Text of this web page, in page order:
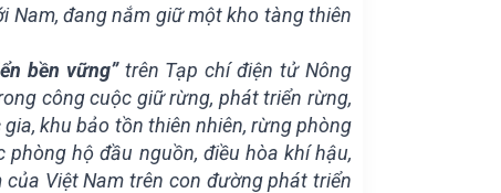
Nam, đang nắm giữ một kho tàng thiên
bền vững” trên Tạp chí điện tử Nông
công cuộc giữ rừng, phát triển rừng,
khu bảo tồn thiên nhiên, rừng phòng
hộ đầu nguồn, điều hòa khí hậu,
Việt Nam trên con đường phát triển